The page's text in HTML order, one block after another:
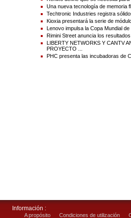
Una nueva tecnología de memoria
Techtronic Industries registra
Kioxia presentará la serie de
Lenovo impulsa la Copa Mundial de
Rimini Street anuncia los resultados
LIBERTY NETWORKS Y CANTV
PROYECTO ...
PHC presenta las incubadoras de
Información :
A propósito Condiciones de utilización